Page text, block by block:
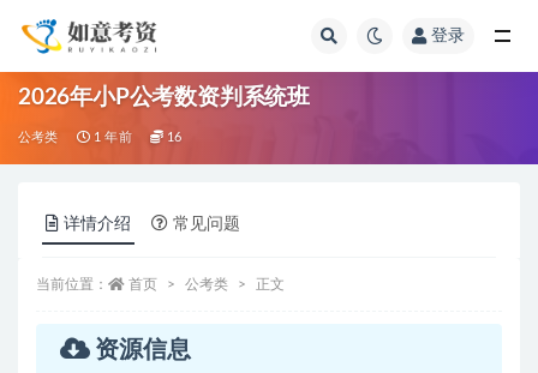
登录
2026年小P公考数资判系统班
公考类 1 年前 16
详情介绍 常见问题
当前位置： 首页 公考类 正文
资源信息